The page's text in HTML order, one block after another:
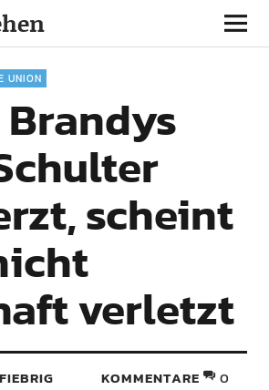
UNION
scheint
verletzt
KOMMENTARE 0